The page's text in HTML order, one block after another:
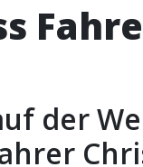
der